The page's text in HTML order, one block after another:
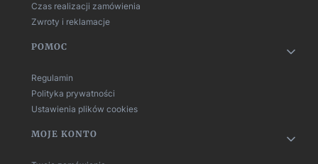
Czas realizacji zamówienia
Zwroty i reklamacje
POMOC
Regulamin
Polityka prywatności
Ustawienia plików cookies
MOJE KONTO